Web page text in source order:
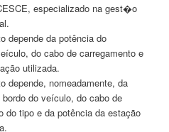
especializado na gest�o
depende da potência do
do cabo de carregamento e
utilizada.
depende, nomeadamente, da
do veículo, do cabo de
do tipo e da potência da estação